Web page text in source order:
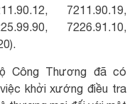
7211.90.19,
7226.91.10,
Công Thương đã có
khởi xướng điều tra